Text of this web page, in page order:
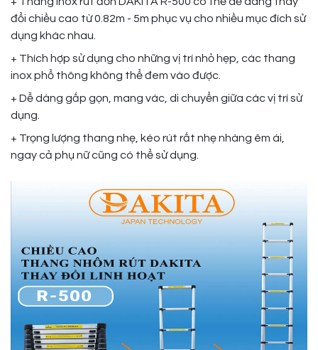
đổi chiều cao từ 0.82m - 5m phục vụ cho nhiều mục đích sử
dụng khác nhau.
+ Thích hợp sử dụng cho những vị trí nhỏ hẹp, các thang
inox phổ thông không thể đem vào được.
+ Dễ dàng gấp gọn, mang vác, di chuyển giữa các vị trí sử
dụng.
+ Trọng lượng thang nhẹ, kéo rút rất nhẹ nhàng êm ái,
ngay cả phụ nữ cũng có thể sử dụng.